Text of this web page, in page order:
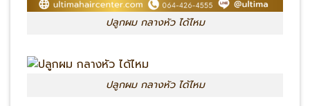
ปลูกผม กลางหัว ได้ไหม
ปลูกผม กลางหัว ได้ไหม